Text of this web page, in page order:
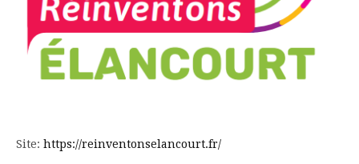
Site: https://reinventonselancourt.fr/